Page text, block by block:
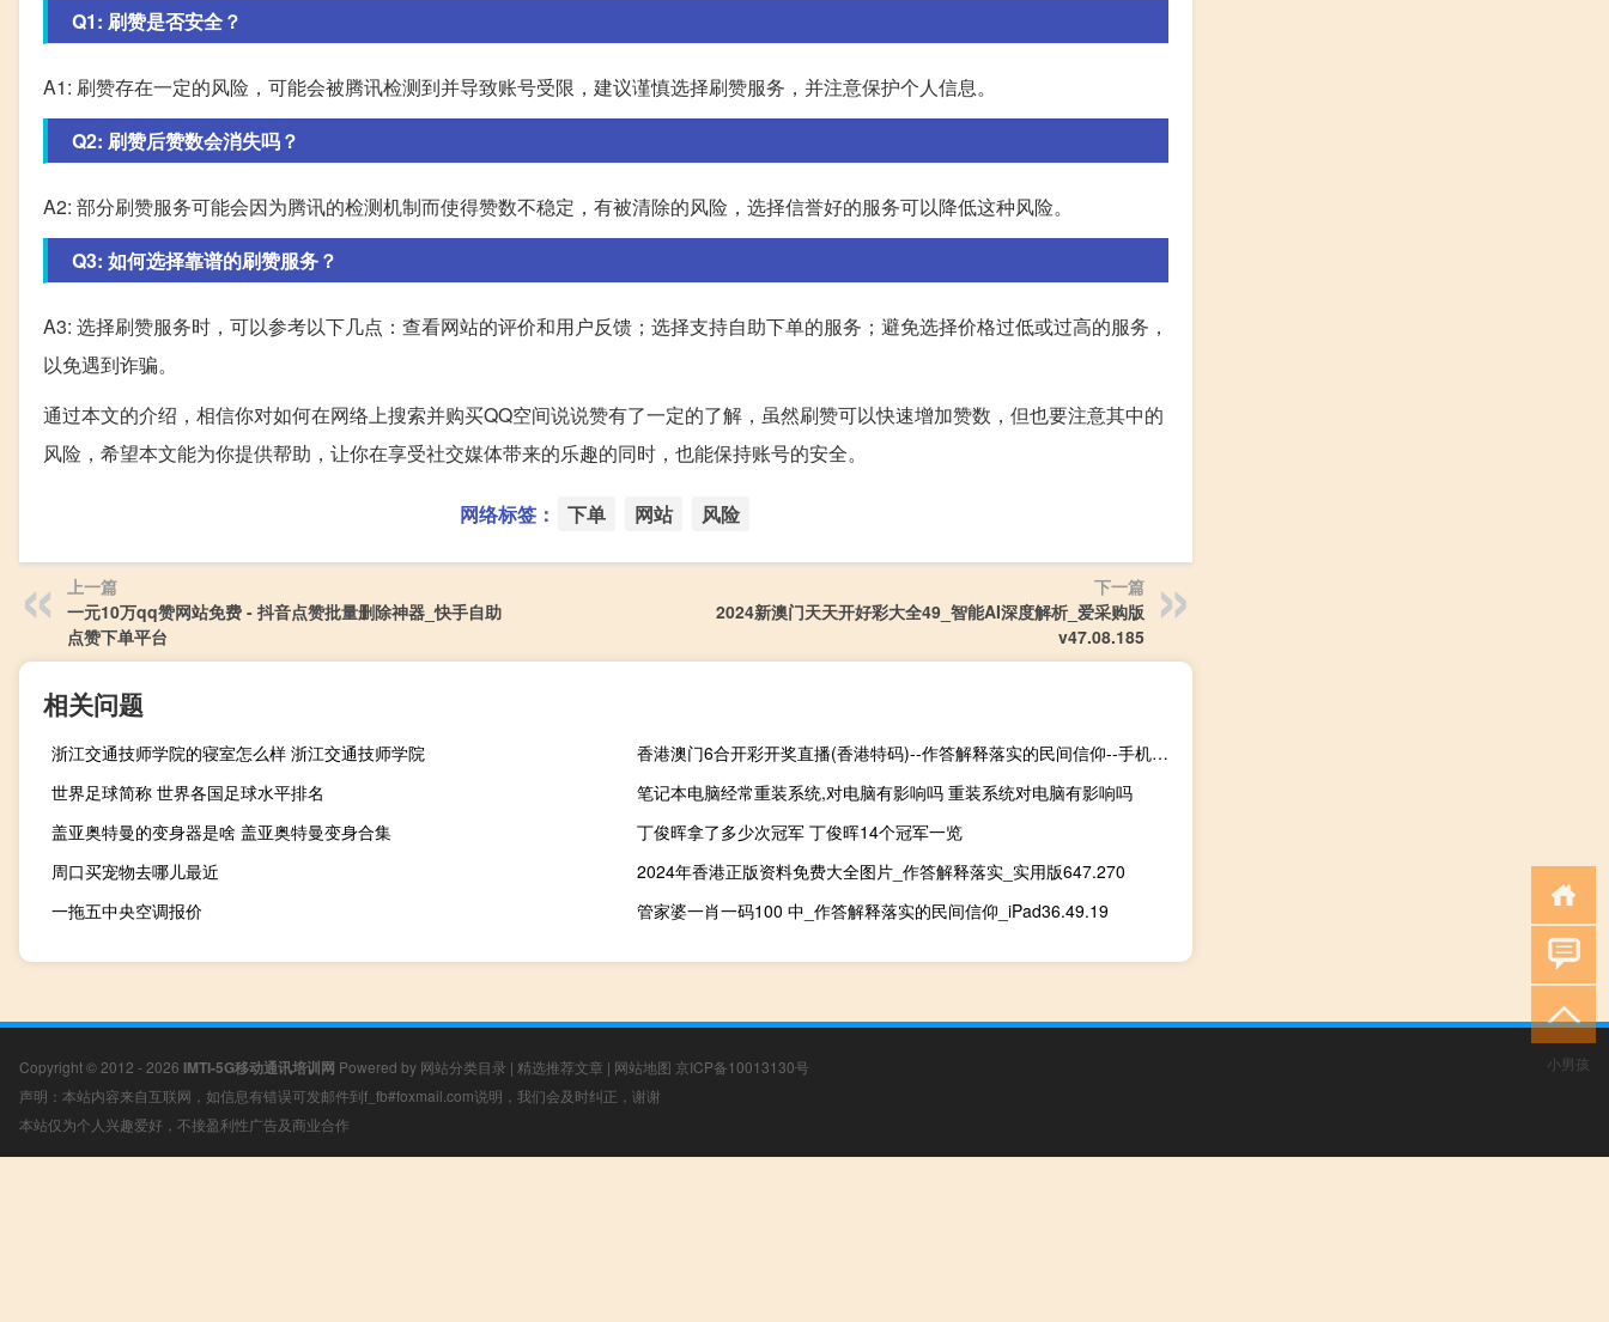
Q1: 刷赞是否安全？
A1: 刷赞存在一定的风险，可能会被腾讯检测到并导致账号受限，建议谨慎选择刷赞服务，并注意保护个人信息。
Q2: 刷赞后赞数会消失吗？
A2: 部分刷赞服务可能会因为腾讯的检测机制而使得赞数不稳定，有被清除的风险，选择信誉好的服务可以降低这种风险。
Q3: 如何选择靠谱的刷赞服务？
A3: 选择刷赞服务时，可以参考以下几点：查看网站的评价和用户反馈；选择支持自助下单的服务；避免选择价格过低或过高的服务，
以免遇到诈骗。
通过本文的介绍，相信你对如何在网络上搜索并购买QQ空间说说赞有了一定的了解，虽然刷赞可以快速增加赞数，但也要注意其中的
风险，希望本文能为你提供帮助，让你在享受社交媒体带来的乐趣的同时，也能保持账号的安全。
网络标签： 下单 网站 风险
上一篇
一元10万qq赞网站免费 - 抖音点赞批量删除神器_快手自助
点赞下单平台
下一篇
2024新澳门天天开好彩大全49_智能AI深度解析_爱采购版
v47.08.185
相关问题
浙江交通技师学院的寝室怎么样 浙江交通技师学院
香港澳门6合开彩开奖直播(香港特码)--作答解释落实的民间信仰--手机版542.862
世界足球简称 世界各国足球水平排名
笔记本电脑经常重装系统,对电脑有影响吗 重装系统对电脑有影响吗
盖亚奥特曼的变身器是啥 盖亚奥特曼变身合集
丁俊晖拿了多少次冠军 丁俊晖14个冠军一览
周口买宠物去哪儿最近
2024年香港正版资料免费大全图片_作答解释落实_实用版647.270
一拖五中央空调报价
管家婆一肖一码100 中_作答解释落实的民间信仰_iPad36.49.19
Copyright © 2012 - 2026 IMTI-5G移动通讯培训网 Powered by 网站分类目录 | 精选推荐文章 | 网站地图 京ICP备10013130号
声明：本站内容来自互联网，如信息有错误可发邮件到f_fb#foxmail.com说明，我们会及时纠正，谢谢
本站仅为个人兴趣爱好，不接盈利性广告及商业合作
小男孩